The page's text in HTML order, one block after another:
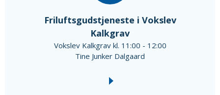
Friluftsgudstjeneste i Vokslev
Kalkgrav
Vokslev Kalkgrav kl. 11:00 - 12:00
Tine Junker Dalgaard